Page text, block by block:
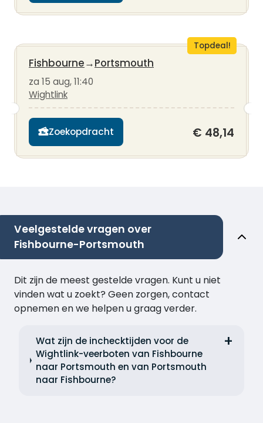
Topdeal!
Fishbourne→Portsmouth
za 15 aug, 11:40
Wightlink
Zoekopdracht € 48,14
Veelgestelde vragen over
Fishbourne-Portsmouth
Dit zijn de meest gestelde vragen. Kunt u niet
vinden wat u zoekt? Geen zorgen, contact
opnemen en we helpen u graag verder.
Wat zijn de inchecktijden voor de
Wightlink-veerboten van Fishbourne
naar Portsmouth en van Portsmouth
naar Fishbourne?